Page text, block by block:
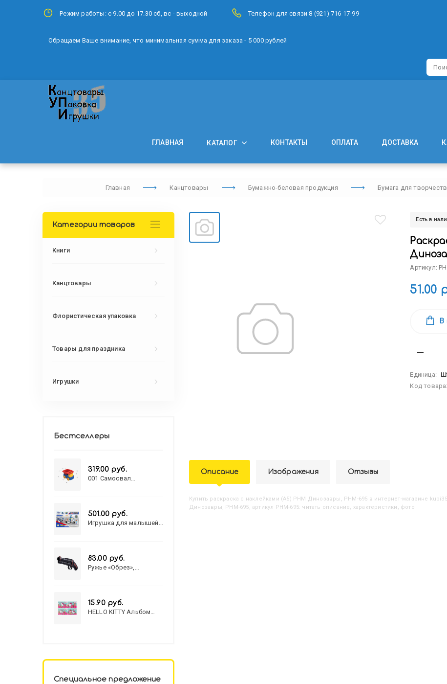
Режим работы: с 9.00 до 17.30 сб, вс - выходной Телефон для связи 8 (921) 716 17-99
Обращаем Ваше внимание, что минимальная сумма для заказа - 5 000 рублей
ГЛАВНАЯ КАТАЛОГ КОНТАКТЫ ОПЛАТА ДОСТАВКА
Главная Канцтовары Бумажно-беловая продукция Бумага для
Есть в
Артикул:
51.00
В
Единица:
Код товара:
Описание Изображения Отзывы
Купить Раскраска с наклейками (А5) РНМ Динозавры, РНМ-695 в интернет-магазине
Динозавры, РНМ-695, артикул РНМ-695: читать описание, характеристики, фото
Категории товаров
Книги
Канцтовары
Флористическая упаковка
Товары для праздника
Игрушки
Бестселлеры
319.00 руб.
001 Самосвал
501.00 руб.
Игрушка для малышей
83.00 руб.
Ружье «Обрез»,
15.90 руб.
HELLO KITTY Альбом
Специальное предложение